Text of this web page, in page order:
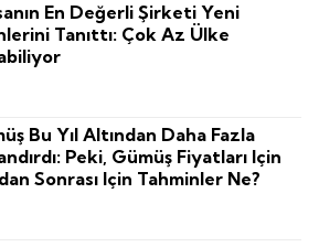
En Değerli Şirketi Yeni
Tanıttı: Çok Az Ülke
Bu Yıl Altından Daha Fazla
Peki, Gümüş Fiyatları Için
Sonrası Için Tahminler Ne?